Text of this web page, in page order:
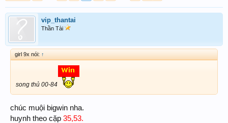
vip_thantai
Thần Tài
girl 9x nói: ↑
song thủ 00-84
chúc muội bigwin nha.
huynh theo cặp 35,53.